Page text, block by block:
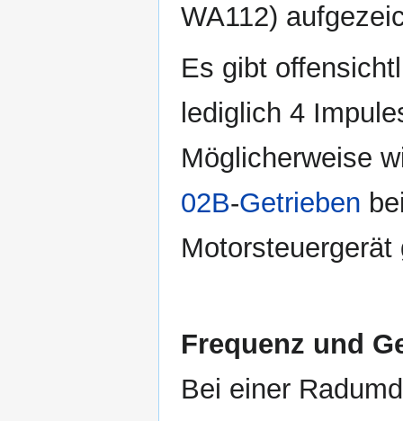
WA112)
Es gibt
lediglich 4
Möglicherweise
02B-Getrieben
Frequenz und
Bei einer